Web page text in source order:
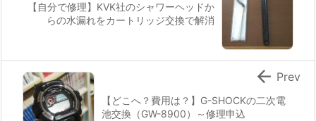
【自分で修理】KVK社のシャワーヘッドか
らの水漏れをカートリッジ交換で解消
【どこへ？費用は？】G-SHOCKの二次電
池交換（GW-8900）～修理申込
 Prev